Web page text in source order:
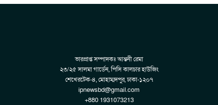
ভারপ্রাপ্ত সম্পাদকঃ আন্তনী রেমা
২৩/২৫ সালমা গার্ডেন, পিসি কালচার হাউজিং
শেখেরটেক-৪, মোহাম্মদপুর, ঢাকা-১২০৭
ipnewsbd@gmail.com
+880 1931073213